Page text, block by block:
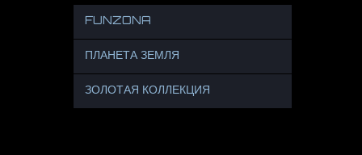
FUNZONA
ПЛАНЕТА ЗЕМЛЯ
ЗОЛОТАЯ КОЛЛЕКЦИЯ